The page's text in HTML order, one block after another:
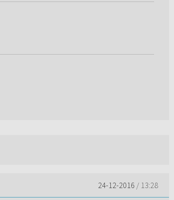
24-12-2016 / 13:28